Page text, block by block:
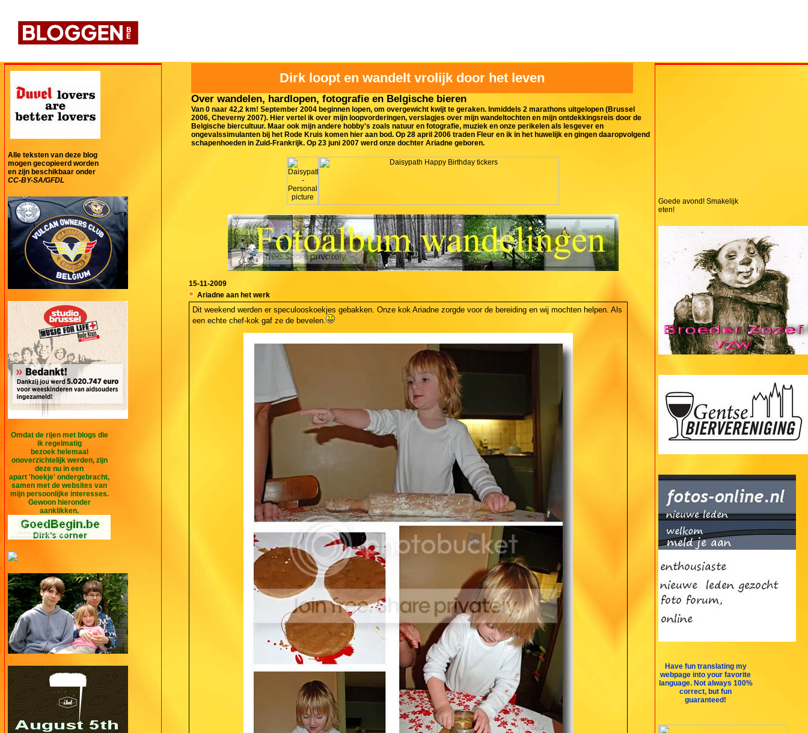
Alle teksten van deze blog
mogen gecopieerd worden
en zijn beschikbaar onder
CC-BY-SA/GFDL
Omdat de rijen met blogs die
ik regelmatig
bezoek helemaal
onoverzichtelijk werden, zijn
deze nu in een
apart 'hoekje' ondergebracht,
samen met de websites van
mijn persoonlijke interesses.
Gewoon hieronder
aanklikken.
Dirk loopt en wandelt vrolijk door het leven
Over wandelen, hardlopen, fotografie en Belgische bieren
Van 0 naar 42,2 km! September 2004 beginnen lopen, om overgewicht kwijt te geraken. Inmiddels 2 marathons uitgelopen (Brussel
2006, Cheverny 2007). Hier vertel ik over mijn loopvorderingen, verslagjes over mijn wandeltochten en mijn ontdekkingsreis door de
Belgische biercultuur. Maar ook mijn andere hobby's zoals natuur en fotografie, muziek en onze perikelen als lesgever en
ongevalssimulanten bij het Rode Kruis komen hier aan bod. Op 28 april 2006 traden Fleur en ik in het huwelijk en gingen daaropvolgend
schapenhoeden in Zuid-Frankrijk. Op 23 juni 2007 werd onze dochter Ariadne geboren.
15-11-2009
Ariadne aan het werk
Dit weekend werden er speculooskoekjes gebakken. Onze kok Ariadne zorgde voor de bereiding en wij mochten helpen. Als
een echte chef-kok gaf ze de bevelen.
Goede avond! Smakelijk
eten!
Have fun translating my
webpage into your favorite
language. Not always 100%
correct, but fun
guaranteed!